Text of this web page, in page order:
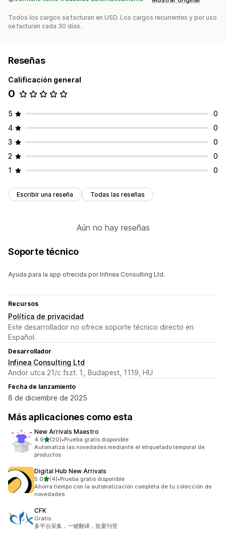
Todos los cargos se facturan en USD. Los cargos recurrentes y por uso
se facturan cada 30 días.
Reseñas
Calificación general
0
5
0
4
0
3
0
2
0
1
0
Escribir una reseña Todas las reseñas
Aún no hay reseñas
Soporte técnico
Ayuda para la app ofrecida por Infinea Consulting Ltd.
Recursos
Política de privacidad
Este desarrollador no ofrece soporte técnico directo en
Español.
Desarrollador
Infinea Consulting Ltd
Andor utca 21/c fszt. 1., Budapest, 1119, HU
Fecha de lanzamiento
8 de diciembre de 2025
Más aplicaciones como esta
New Arrivals Maestro
4.9de 5 estrellas
(20)
20 reseñas en total
•Prueba gratis disponible
Automatiza las novedades mediante el etiquetado temporal de
productos
Digital Hub New Arrivals
5.0de 5 estrellas
(4)
4 reseñas en total
•Prueba gratis disponible
Ahorra tiempo con la automatización completa de tu colección de
novedades.
CFK
Gratis
多平台采集，一键翻译，批量刊登